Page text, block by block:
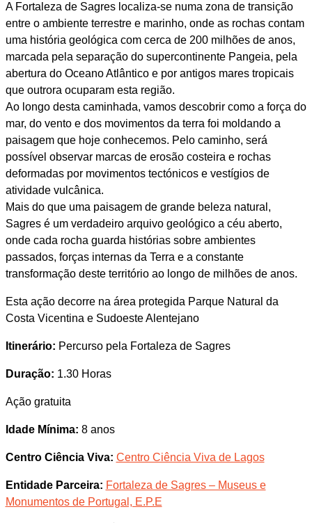
A Fortaleza de Sagres localiza-se numa zona de transição
entre o ambiente terrestre e marinho, onde as rochas contam
uma história geológica com cerca de 200 milhões de anos,
marcada pela separação do supercontinente Pangeia, pela
abertura do Oceano Atlântico e por antigos mares tropicais
que outrora ocuparam esta região.
Ao longo desta caminhada, vamos descobrir como a força do
mar, do vento e dos movimentos da terra foi moldando a
paisagem que hoje conhecemos. Pelo caminho, será
possível observar marcas de erosão costeira e rochas
deformadas por movimentos tectónicos e vestígios de
atividade vulcânica.
Mais do que uma paisagem de grande beleza natural,
Sagres é um verdadeiro arquivo geológico a céu aberto,
onde cada rocha guarda histórias sobre ambientes
passados, forças internas da Terra e a constante
transformação deste território ao longo de milhões de anos.
Esta ação decorre na área protegida Parque Natural da
Costa Vicentina e Sudoeste Alentejano
Itinerário: Percurso pela Fortaleza de Sagres
Duração: 1.30 Horas
Ação gratuita
Idade Mínima: 8 anos
Centro Ciência Viva: Centro Ciência Viva de Lagos
Entidade Parceira: Fortaleza de Sagres – Museus e
Monumentos de Portugal, E.P.E